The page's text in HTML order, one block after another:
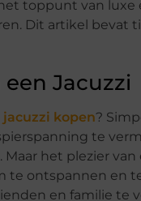
toppunt van
Dit artikel
Jacuzzi
jacuzzi kopen?
te
het plezier
te ontspannen
en familie te